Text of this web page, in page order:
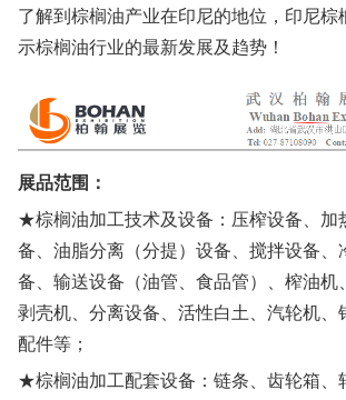
了解到棕榈油产业在印尼的地位，印尼棕
示棕榈油行业的最新发展及趋势！
展品范围：
★棕榈油加工技术及设备：压榨设备、加
备、油脂分离（分提）设备、搅拌设备、
备、输送设备（油管、食品管）、榨油机
剥壳机、分离设备、活性白土、汽轮机、
配件等；
★棕榈油加工配套设备：链条、齿轮箱、